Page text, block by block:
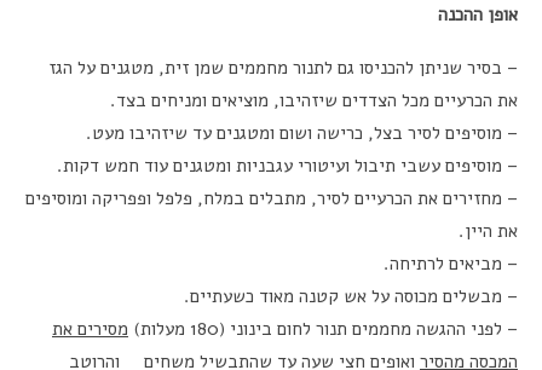
אופן ההכנה
– בסיר שניתן להכניסו גם לתנור מחממים שמן זית, מטגנים על הגז
את הכרעיים מכל הצדדים שיזהיבו, מוציאים ומניחים בצד.
– מוסיפים לסיר בצל, כרישה ושום ומטגנים עד שיזהיבו מעט.
– מוסיפים עשבי תיבול ועיטורי עגבניות ומטגנים עוד חמש דקות.
– מחזירים את הכרעיים לסיר, מתבלים במלח, פלפל ופפריקה ומוסיפים
את היין.
– מביאים לרתיחה.
– מבשלים מכוסה על אש קטנה מאוד כשעתיים.
– לפני ההגשה מחממים תנור לחום בינוני (180 מעלות)
מסירים את
המכסה מהסיר ואופים חצי שעה עד שהתבשיל משחים והרוטב